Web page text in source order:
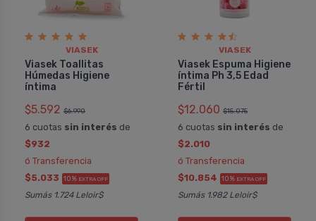
VIASEK
Viasek Toallitas
Húmedas Higiene
íntima
$5.592 $6.990
6 cuotas sin interés de
$932
ó Transferencia
$5.033 10% EXTRA OFF
Sumás 1.724 Leloir$
VIASEK
Viasek Espuma Higiene
í­ntima Ph 3,5 Edad
Fértil
$12.060 $15.075
6 cuotas sin interés de
$2.010
ó Transferencia
$10.854 10% EXTRA OFF
Sumás 1.982 Leloir$